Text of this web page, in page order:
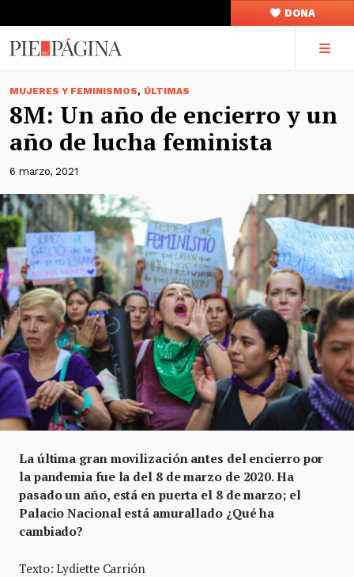
DONA
MUJERES Y FEMINISMOS, ÚLTIMAS
8M: Un año de encierro y un
año de lucha feminista
6 marzo, 2021
La última gran movilización antes del encierro por
la pandemia fue la del 8 de marzo de 2020. Ha
pasado un año, está en puerta el 8 de marzo; el
Palacio Nacional está amurallado ¿Qué ha
cambiado?
Texto: Lydiette Carrión